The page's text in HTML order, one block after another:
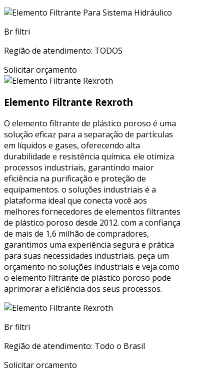
Br filtri
Região de atendimento: TODOS
Solicitar orçamento
Elemento Filtrante Rexroth
O elemento filtrante de plástico poroso é uma
solução eficaz para a separação de partículas
em líquidos e gases, oferecendo alta
durabilidade e resistência química. ele otimiza
processos industriais, garantindo maior
eficiência na purificação e proteção de
equipamentos. o soluções industriais é a
plataforma ideal que conecta você aos
melhores fornecedores de elementos filtrantes
de plástico poroso desde 2012. com a confiança
de mais de 1,6 milhão de compradores,
garantimos uma experiência segura e prática
para suas necessidades industriais. peça um
orçamento no soluções industriais e veja como
o elemento filtrante de plástico poroso pode
aprimorar a eficiência dos seus processos.
Br filtri
Região de atendimento: Todo o Brasil
Solicitar orçamento